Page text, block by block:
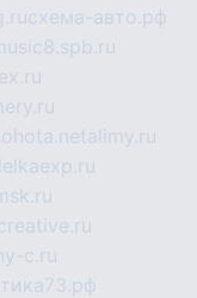
схема-авто.рф
alimy.ru
c.ru